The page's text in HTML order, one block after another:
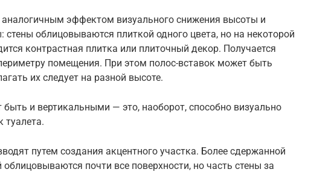
аналогичным эффектом визуального снижения высоты и
облицовываются плиткой одного цвета, но на некоторой
контрастная плитка или плиточный декор. Получается
помещения. При этом полос-вставок может быть
их следует на разной высоте.
быть и вертикальными — это, наоборот, способно визуально
туалета.
путем создания акцентного участка. Более сдержанной
облицовываются почти все поверхности, но часть стены за